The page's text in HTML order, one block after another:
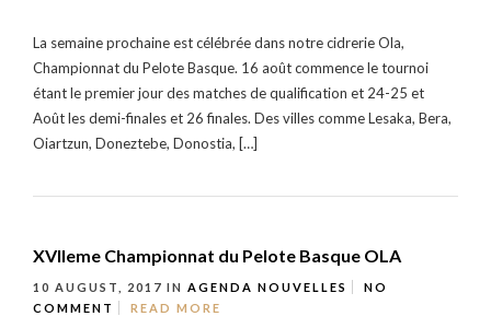
La semaine prochaine est célébrée dans notre cidrerie Ola,
Championnat du Pelote Basque. 16 août commence le tournoi
étant le premier jour des matches de qualification et 24-25 et
Août les demi-finales et 26 finales. Des villes comme Lesaka, Bera,
Oiartzun, Doneztebe, Donostia, […]
XVIIeme Championnat du Pelote Basque OLA
10 AUGUST, 2017 IN AGENDA NOUVELLES
NO
COMMENT
READ MORE